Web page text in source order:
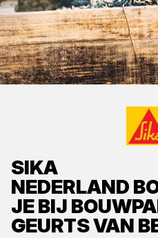
SIKA
NEDERLAND
JE BIJ
GEURTS VAN